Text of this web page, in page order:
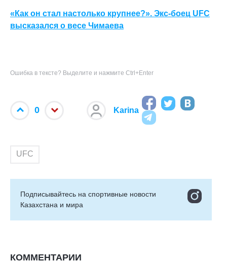
«Как он стал настолько крупнее?». Экс-боец UFC
высказался о весе Чимаева
Ошибка в тексте? Выделите и нажмите Ctrl+Enter
0 Karina
UFC
Подписывайтесь на cпортивные новости
Казахстана и мира
КОММЕНТАРИИ